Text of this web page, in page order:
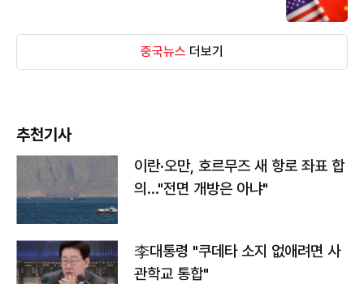
중국뉴스 더보기
추천기사
이란·오만, 호르무즈 새 항로 좌표 합
의…"전면 개방은 아냐"
李대통령 "쿠데타 소지 없애려면 사
관학교 통합"